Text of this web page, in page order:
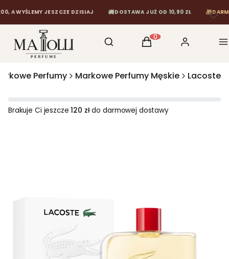
JESZCZE DZISIAJ DOSTAWA JUŻ OD 10,90 ZŁ
Otwórz wyszukiwarkę
Szukaj Produkty w koszyku:
Koszyk Zaloguj się
Perfumy Markowe Perfumy Męskie Lacoste
Brakuje Ci jeszcze120 złdo darmowej dostawy